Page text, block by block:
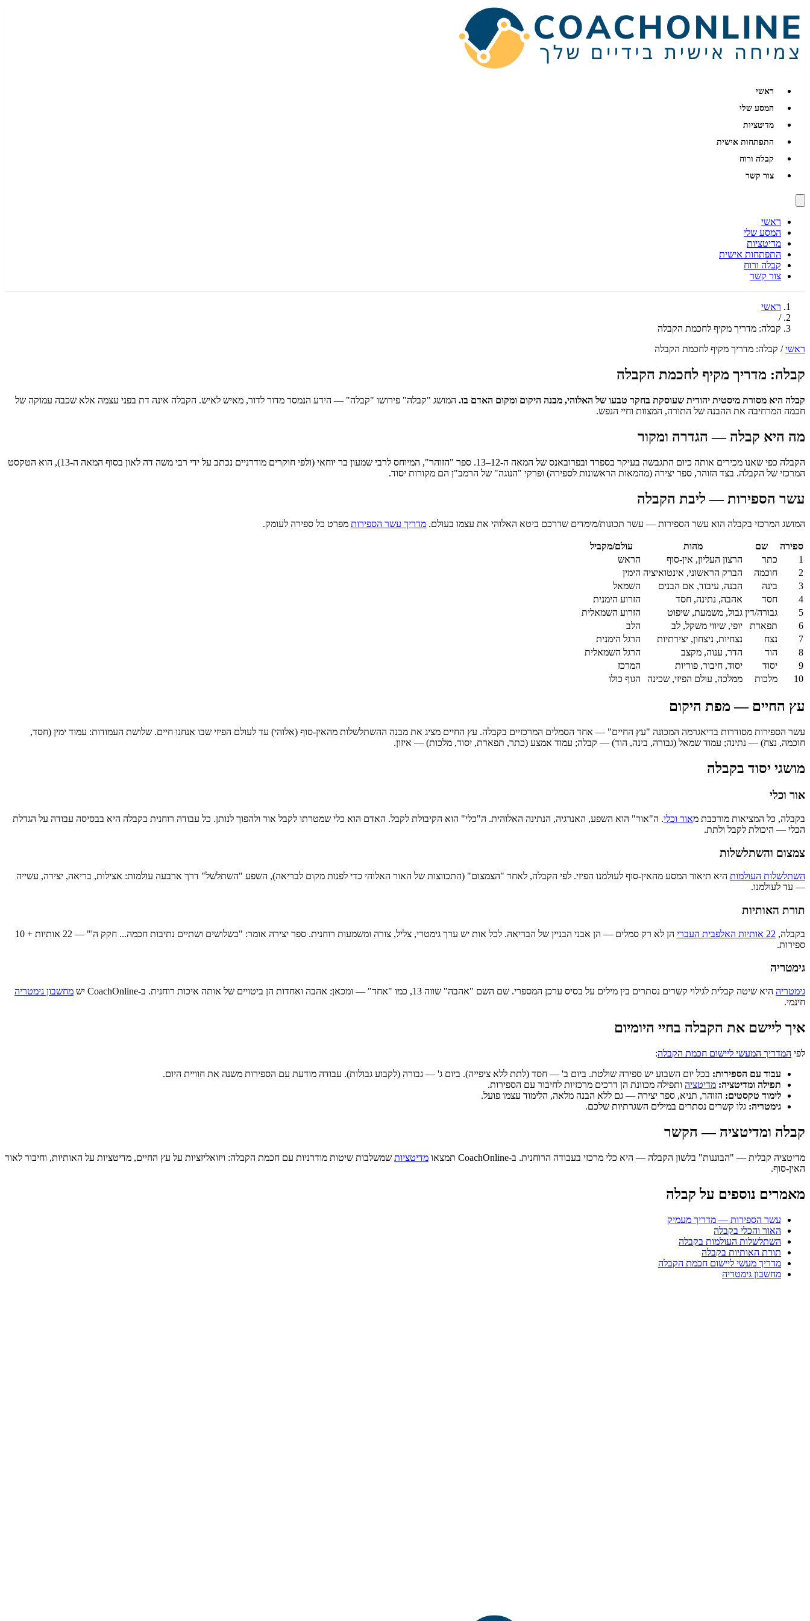
ראשי
המסע שלי
מדיטציות
התפתחות אישית
קבלה ורוח
צור קשר
ראשי
המסע שלי
מדיטציות
התפתחות אישית
קבלה ורוח
צור קשר
ראשי
/
קבלה: מדריך מקיף לחכמת הקבלה
ראשי / קבלה: מדריך מקיף לחכמת הקבלה
קבלה: מדריך מקיף לחכמת הקבלה
קבלה היא מסורת מיסטית יהודית שעוסקת בחקר טבעו של האלוהי, מבנה היקום ומקום האדם בו. המושג "קבלה" פירושו "קבלה" — הידע הנמסר מדור לדור, מאיש לאיש. הקבלה אינה דת בפני עצמה אלא שכבה עמוקה של
חכמה המרחיבה את ההבנה של התורה, המצוות וחיי הנפש.
מה היא קבלה — הגדרה ומקור
הקבלה כפי שאנו מכירים אותה כיום התגבשה בעיקר בספרד ובפרובאנס של המאה ה-12–13. ספר "הזוהר", המיוחס לרבי שמעון בר יוחאי (ולפי חוקרים מודרניים נכתב על ידי רבי משה דה לאון בסוף המאה ה-13), הוא הטקסט
המרכזי של הקבלה. בצד הזוהר, ספר יצירה (מהמאות הראשונות לספירה) ופרקי "הנוגה" של הרמב"ן הם מקורות יסוד.
עשר הספירות — ליבת הקבלה
המושג המרכזי בקבלה הוא עשר הספירות — עשר תכונות/מימדים שדרכם ביטא האלוהי את עצמו בעולם. מדריך עשר הספירות מפרט כל ספירה לעומק.
ספירה שם מהות
עולם/מקביל
1
כתר הרצון העליון, אין-סוף
הראש
2
חוכמה הברק הראשוני, אינטואיציה הימין
3
בינה הבנה, עיבוד, אם הבנים
השמאל
4
חסד אהבה, נתינה, חסד
הזרוע הימנית
5
גבורה/דין גבול, משמעת, שיפוט
הזרוע השמאלית
6
תפארת יופי, שיווי משקל, לב
הלב
7
נצח נצחיות, ניצחון, יצירתיות
הרגל הימנית
8
הוד הדר, ענוה, מקצב
הרגל השמאלית
9
יסוד יסוד, חיבור, פוריות
המרכז
10
מלכות ממלכה, עולם הפיזי, שכינה הגוף כולו
עץ החיים — מפת היקום
עשר הספירות מסודרות בדיאגרמה המכונה "עץ החיים" — אחד הסמלים המרכזיים בקבלה. עץ החיים מציג את מבנה ההשתלשלות מהאין-סוף (אלוהי) עד לעולם הפיזי שבו אנחנו חיים. שלושת העמודות: עמוד ימין (חסד,
חוכמה, נצח) — נתינה; עמוד שמאל (גבורה, בינה, הוד) — קבלה; עמוד אמצע (כתר, תפארת, יסוד, מלכות) — איזון.
מושגי יסוד בקבלה
אור וכלי
בקבלה, כל המציאות מורכבת מאור וכלי. ה"אור" הוא השפע, האנרגיה, הנתינה האלוהית. ה"כלי" הוא הקיבולת לקבל. האדם הוא כלי שמטרתו לקבל אור ולהפוך לנותן. כל עבודה רוחנית בקבלה היא בבסיסה עבודה על הגדלת
הכלי — היכולת לקבל ולתת.
צמצום והשתלשלות
השתלשלות העולמות היא תיאור המסע מהאין-סוף לעולמנו הפיזי. לפי הקבלה, לאחר "הצמצום" (התכווצות של האור האלוהי כדי לפנות מקום לבריאה), השפע "השתלשל" דרך ארבעה עולמות: אצילות, בריאה, יצירה, עשייה
— עד לעולמנו.
תורת האותיות
בקבלה, 22 אותיות האלפבית העברי
הן לא רק סמלים — הן אבני הבניין של הבריאה. לכל אות יש ערך גימטרי, צליל, צורה ומשמעות רוחנית. ספר יצירה אומר: "בשלושים ושתיים נתיבות חכמה... חקק ה'" — 22 אותיות + 10
ספירות.
גימטריה
גימטריה היא שיטה קבלית לגילוי קשרים נסתרים בין מילים על בסיס ערכן המספרי. שם השם "אהבה" שווה 13, כמו "אחד" — ומכאן: אהבה ואחדות הן ביטויים של אותה איכות רוחנית. ב-CoachOnline יש
מחשבון גימטריה
חינמי.
איך ליישם את הקבלה בחיי היומיום
לפי המדריך המעשי ליישום חכמת הקבלה:
עבוד עם הספירות: בכל יום השבוע יש ספירה שולטת. ביום ב' — חסד (לתת ללא ציפייה). ביום ג' — גבורה (לקבוע גבולות). עבודה מודעת עם הספירות משנה את חוויית היום.
תפילה ומדיטציה: מדיטציה ותפילה מכוונת הן דרכים מרכזיות לחיבור עם הספירות.
לימוד טקסטים: הזוהר, תניא, ספר יצירה — גם ללא הבנה מלאה, הלימוד עצמו פועל.
גימטריה: גלו קשרים נסתרים במילים השגרתיות שלכם.
קבלה ומדיטציה — הקשר
מדיטציה קבלית — "הבוננות" בלשון הקבלה — היא כלי מרכזי בעבודה הרוחנית. ב-CoachOnline תמצאו מדיטציות שמשלבות שיטות מודרניות עם חכמת הקבלה: ויזואליזציות על עץ החיים, מדיטציות על האותיות, וחיבור לאור
האין-סוף.
מאמרים נוספים על קבלה
עשר הספירות — מדריך מעמיק
האור והכלי בקבלה
השתלשלות העולמות בקבלה
תורת האותיות בקבלה
מדריך מעשי ליישום חכמת הקבלה
מחשבון גימטריה